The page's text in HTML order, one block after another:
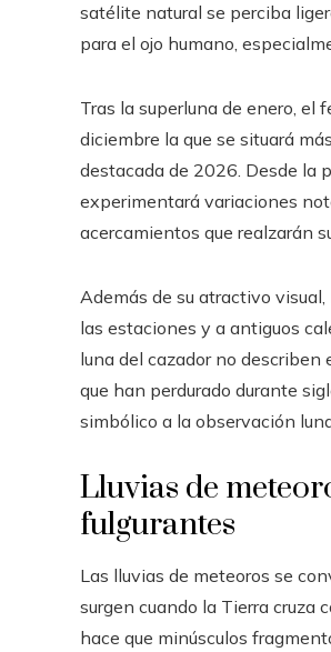
satélite natural se perciba
para el ojo humano,
Tras la superluna de enero, el
diciembre la que se situará
destacada de 2026. Desde la
experimentará variaciones
acercamientos que realzarán
Además de su atractivo
las estaciones y a antiguos
luna del cazador no describen
que han perdurado durante
simbólico a la observación
Lluvias de
fulgurantes
Las lluvias de meteoros se
surgen cuando la Tierra cruza
hace que minúsculos